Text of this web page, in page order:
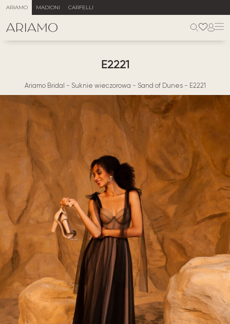
ARIAMO MADIONI CARFELLI
E2221
Ariamo Bridal - Suknie wieczorowa - Sand of Dunes- E2221